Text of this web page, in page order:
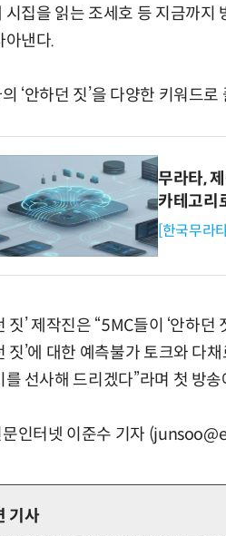
시집을 읽는 조세호 등 지금까
아낸다.
‘안하던 짓’을 다양한 키워드
무라타,
카테고리
[한국무라
짓’ 제작진은 “5MC들이 ‘안하
짓’에 대한 예측불가 토크와 다
를 선사해 드리겠다”라며 첫 방
문인터넷 이준수 기자
기사